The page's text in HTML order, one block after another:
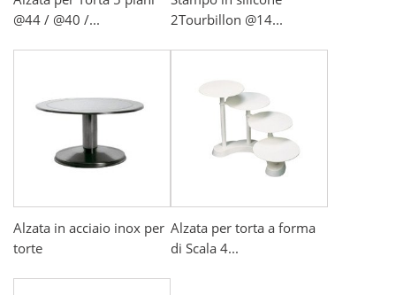
@44 / @40 /...
2Tourbillon @14...
Alzata in acciaio inox per
torte
Alzata per torta a forma
di Scala 4...